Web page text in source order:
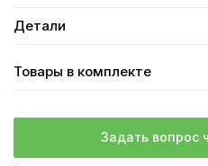
Детали
Товары в комплекте
Задать вопрос